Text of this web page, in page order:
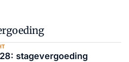
stagevergoeding